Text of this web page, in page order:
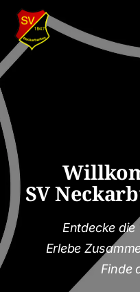
SV
Entdecke die
Erlebe
Finde